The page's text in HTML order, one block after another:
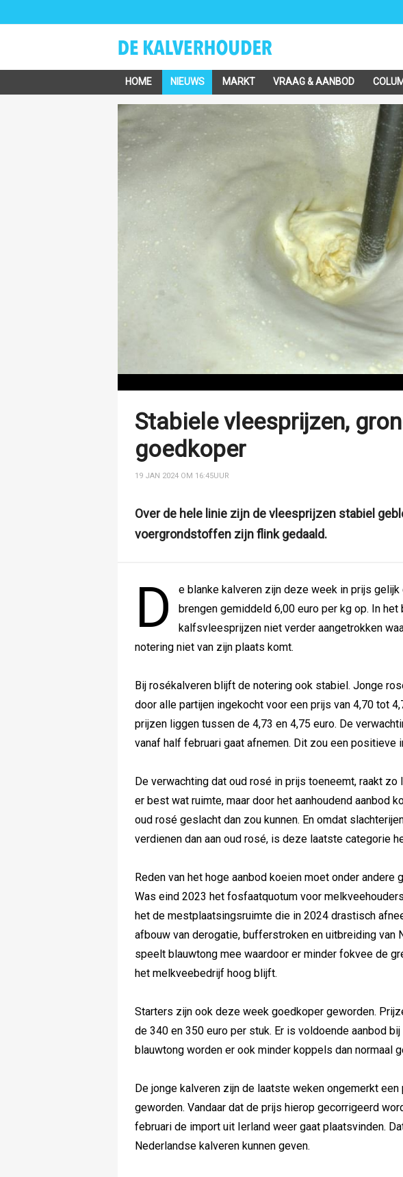
HOME NIEUWS MARKT VRAAG & AANBOD
Stabiele vleesprijzen,
goedkoper
19 JAN 2024 OM 16:45UUR
Over de hele linie zijn de vleesprijzen stabiel
voergrondstoffen zijn flink gedaald.
D
e blanke kalveren zijn deze week in prijs
brengen gemiddeld 6,00 euro per kg op. In het
kalfsvleesprijzen niet verder aangetrokken
notering niet van zijn plaats komt.
Bij rosékalveren blijft de notering ook stabiel. Jonge
door alle partijen ingekocht voor een prijs van 4,70 tot
prijzen liggen tussen de 4,73 en 4,75 euro. De
vanaf half februari gaat afnemen. Dit zou een positieve
De verwachting dat oud rosé in prijs toeneemt, raakt zo
er best wat ruimte, maar door het aanhoudend aanbod
oud rosé geslacht dan zou kunnen. En omdat
verdienen dan aan oud rosé, is deze laatste categorie
Reden van het hoge aanbod koeien moet onder
Was eind 2023 het fosfaatquotum voor
het de mestplaatsingsruimte die in 2024 drastisch
afbouw van derogatie, bufferstroken en uitbreiding van
speelt blauwtong mee waardoor er minder fokvee de
het melkveebedrijf hoog blijft.
Starters zijn ook deze week goedkoper geworden.
de 340 en 350 euro per stuk. Er is voldoende aanbod
blauwtong worden er ook minder koppels dan normaal
De jonge kalveren zijn de laatste weken ongemerkt
geworden. Vandaar dat de prijs hierop gecorrigeerd
februari de import uit Ierland weer gaat plaatsvinden.
Nederlandse kalveren kunnen geven.